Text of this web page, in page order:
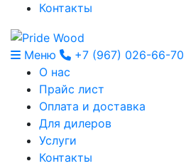
Контакты
Меню +7 (967) 026-66-70
О нас
Прайс лист
Оплата и доставка
Для дилеров
Услуги
Контакты